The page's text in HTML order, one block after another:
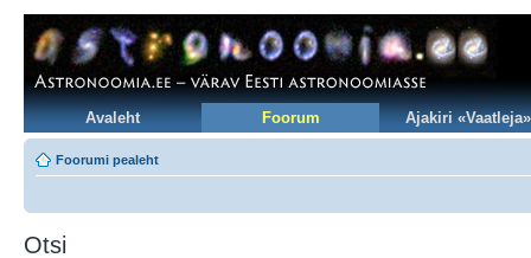
Avaleht Foorum Ajakiri «Vaatleja»
Foorumi pealeht
Otsi